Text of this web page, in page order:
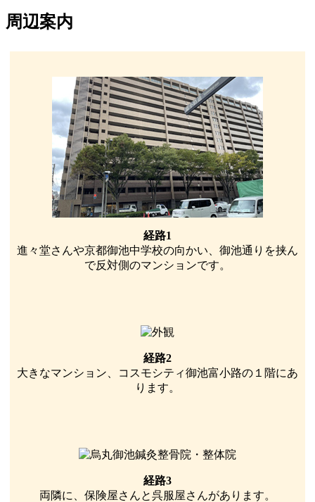
周辺案内
経路1
進々堂さんや京都御池中学校の向かい、御池通りを挟ん
で反対側のマンションです。
経路2
大きなマンション、コスモシティ御池富小路の１階にあ
ります。
経路3
両隣に、保険屋さんと呉服屋さんがあります。